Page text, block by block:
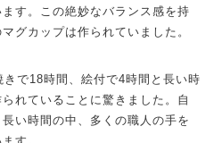
す。この絶妙なバランス感を持
グカップは作られていました。
で18時間、絵付で4時間と長い時
れていることに驚きました。自
い時間の中、多くの職人の手を